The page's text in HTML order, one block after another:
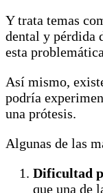
Y trata temas
dental y pérdida
esta
Así mismo,
podría
una prótesis.
Algunas de las
Dificultad
que una de